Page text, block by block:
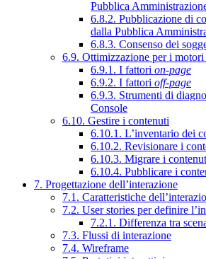
Pubblica
6.8.2. Pubblicazione di
dalla Pubblica
6.8.3. Consenso dei
6.9. Ottimizzazione per i
6.9.1. I fattori on-page
6.9.2. I fattori off-page
6.9.3. Strumenti di
Console
6.10. Gestire i contenuti
6.10.1. L’inventario dei
6.10.2. Revisionare i
6.10.3. Migrare i
6.10.4. Pubblicare i
7. Progettazione dell’interazione
7.1. Caratteristiche
7.2. User stories per definire
7.2.1. Differenza tra
7.3. Flussi di interazione
7.4. Wireframe